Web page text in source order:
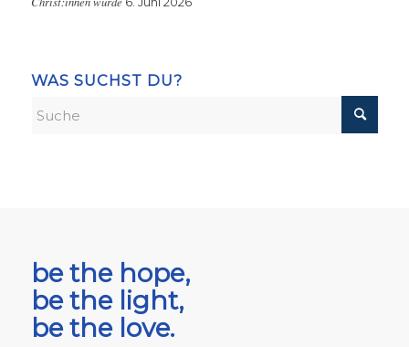
WAS SUCHST DU?
be the hope,
be the light,
be the love.